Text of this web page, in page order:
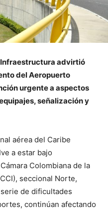
Infraestructura advirtió
del Aeropuerto
urgente a aspectos
señalización y
aérea del Caribe
a estar bajo
Colombiana de la
seccional Norte,
de dificultades
continúan afectando